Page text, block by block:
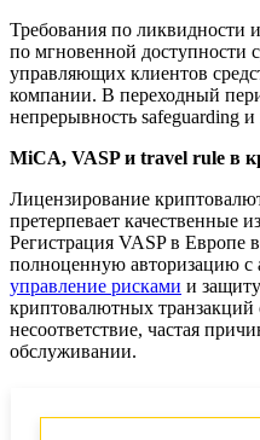
Требования по ликвидности
по мгновенной доступности
управляющих клиентов
компании. В переходный
непрерывность safeguarding
MiCA, VASP и travel rule в
Лицензирование
претерпевает качественные
Регистрация VASP в Европе
полноценную авторизацию с
управление рисками и
криптовалютных транзакций
несоответствие, частая
обслуживании.